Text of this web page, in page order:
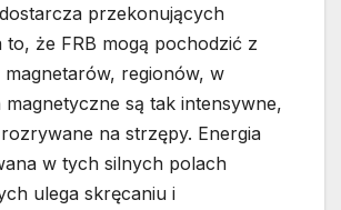
przekonujących
to, że FRB mogą pochodzić z
magnetarów, regionów, w
są tak intensywne,
na strzępy. Energia
w tych silnych polach
ulega skręcaniu i